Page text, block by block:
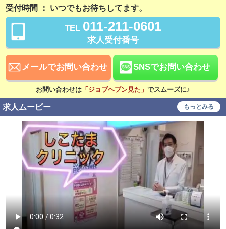
日払い可
昇給あり 資格手当あり
待遇
社会保険完備 交通費支給
寮・社宅あり 研修あり
こだわり
未経験可 経験者歓迎
中･高齢者歓迎 シニア歓迎
女性活躍中 大学生歓迎
即日勤務可 学歴不問
履歴書不要 幹部候補
車･バイク通勤可 髪型自由
制服貸与 入社祝い金支給
受付時間 ： いつでもお待ちしてます。
TEL 011-211-0601
求人受付番号
メールでお問い合わせ SNSでお問い合わせ
お問い合わせは 「ジョブヘブン見た」 でスムーズに♪
求人ムービー もっとみる